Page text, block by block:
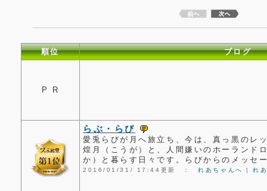
順位 ブログ
P R
らぶ・らび
愛兎らびが月へ旅立ち、今は、真っ黒のレ
煌月（こうが）と、人間嫌いのホーランド
か）と暮らす日々です。らびからのメッセ
2016/01/31/ 17:44更新 ：れあちゃんへ |れ